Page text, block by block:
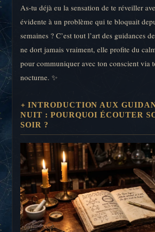
As-tu déjà eu la sensation de te réveiller
évidente à un problème qui te bloquait
semaines ? C’est tout l’art des guidances
ne dort jamais vraiment, elle profite du
pour communiquer avec ton conscient via
nocturne. ✨
INTRODUCTION AUX
NUIT : POURQUOI ÉCOUTER
SOIR ?